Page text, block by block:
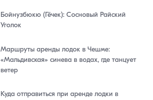
Бойнузбюкю (Гёчек): Сосновый Райский
Уголок
Маршруты аренды лодок в Чешме:
«Мальдивская» синева в водах, где танцует
ветер
Куда отправиться при аренде лодки в